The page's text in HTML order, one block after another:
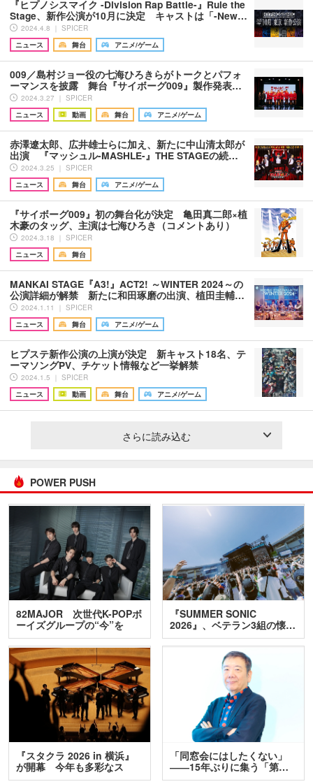
『ヒプノシスマイク -Division Rap Battle-』Rule the
Stage、新作公演が10月に決定 キャストは「-New…
2024.4.8 ｜ SPICER
ニュース
舞台 アニメ/ゲーム
009／島村ジョー役の七海ひろきらがトークとパフォ
ーマンスを披露 舞台『サイボーグ009』製作発表…
2024.3.27 ｜ SPICER
ニュース
動画 舞台 アニメ/ゲーム
赤澤遼太郎、広井雄士らに加え、新たに中山清太郎が
出演 『マッシュル-MASHLE-』THE STAGEの続…
2024.3.25 ｜ SPICER
ニュース
舞台 アニメ/ゲーム
『サイボーグ009』初の舞台化が決定 亀田真二郎×植
木豪のタッグ、主演は七海ひろき（コメントあり）
2024.3.18 ｜ SPICER
ニュース
舞台
MANKAI STAGE『A3!』ACT2! ～WINTER 2024～の
公演詳細が解禁 新たに和田琢磨の出演、植田圭輔…
2024.1.11 ｜ SPICER
ニュース
舞台 アニメ/ゲーム
ヒプステ新作公演の上演が決定 新キャスト18名、テ
ーマソングPV、チケット情報など一挙解禁
2024.1.5 ｜ SPICER
ニュース
動画 舞台 アニメ/ゲーム
さらに読み込む
POWER PUSH
82MAJOR 次世代K-POPボ
ーイズグループの“今”を
訊…
『SUMMER SONIC
2026』、ベテラン3組の懐…
『スタクラ 2026 in 横浜』
が開幕 今年も多彩なス
テ…
「同窓会にはしたくない」
――15年ぶりに集う「第…